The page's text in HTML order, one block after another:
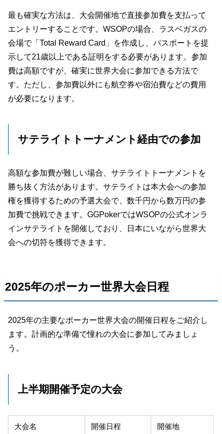
最も確実な方法は、大会開催地で直接参加費を支払って
エントリーすることです。WSOPの場合、ラスベガスの
会場で「Total Reward Card」を作成し、パスポートを提
示して21歳以上である証明をする必要があります。参加
費は高額ですが、確実に世界大会に参加できる方法で
す。ただし、参加費以外にも航空券や宿泊費などの費用
が必要になります。
サテライトトーナメント経由での参加
高額な参加費が難しい場合、サテライトトーナメントを
勝ち抜く方法があります。サテライトは本大会への参加
権を獲得するための予選大会で、数千円から数万円の参
加費で挑戦できます。GGPokerではWSOPの公式オンラ
インサテライトを開催しており、日本にいながら世界大
会への切符を獲得できます。
2025年のポーカー世界大会日程
2025年の主要なポーカー世界大会の開催日程をご紹介し
ます。計画的な準備で憧れの大会に参加してみましょ
う。
上半期開催予定の大会
大会名 開催日程 開催地